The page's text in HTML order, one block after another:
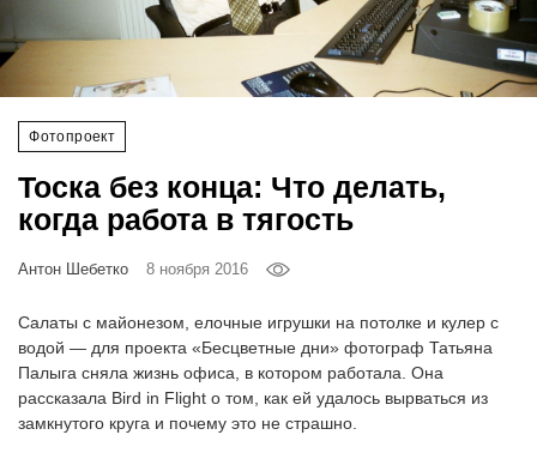
Фотопроект
Тоска без конца: Что делать,
когда работа в тягость
Антон Шебетко 8 ноября 2016
Салаты с майонезом, елочные игрушки на потолке и кулер с
водой — для проекта «Бесцветные дни» фотограф Татьяна
Палыга сняла жизнь офиса, в котором работала. Она
рассказала Bird in Flight о том, как ей удалось вырваться из
замкнутого круга и почему это не страшно.